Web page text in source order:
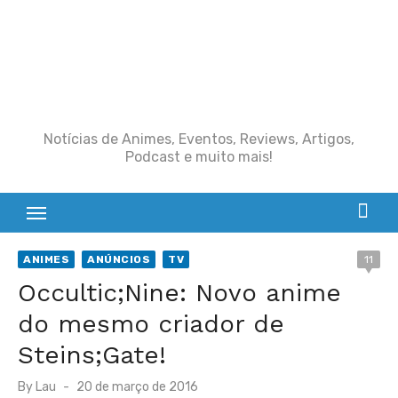
Notícias de Animes, Eventos, Reviews, Artigos,
Podcast e muito mais!
ANIMES ANÚNCIOS TV 11
Occultic;Nine: Novo anime
do mesmo criador de
Steins;Gate!
By Lau
Posted
20 de março de 2016